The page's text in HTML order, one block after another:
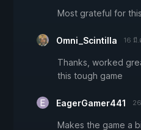
Most grateful for
Omni_Scintilla 16 มี.
Thanks, worked
this tough game
EagerGamer441
Makes the game a